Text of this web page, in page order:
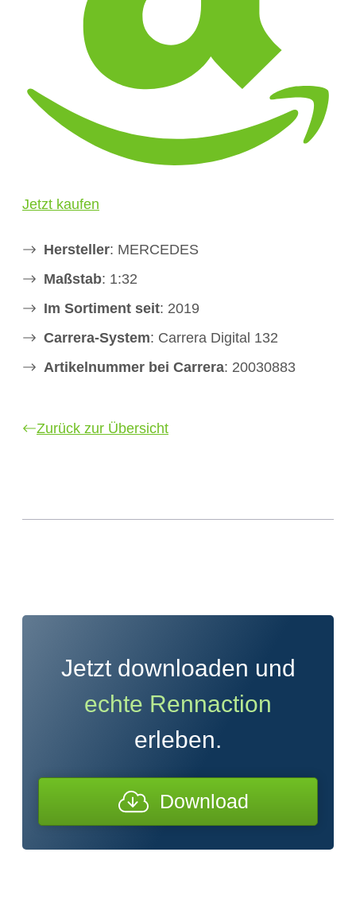
Jetzt kaufen
Hersteller: MERCEDES
Maßstab: 1:32
Im Sortiment seit: 2019
Carrera-System: Carrera Digital 132
Artikelnummer bei Carrera: 20030883
Zurück zur Übersicht
Jetzt downloaden und
echte Rennaction
erleben.
Download